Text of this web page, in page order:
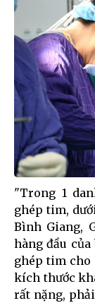
"Trong 1
ghép tim,
Bình Giang,
hàng đầu
ghép tim cho
kích thước
rất nặng,